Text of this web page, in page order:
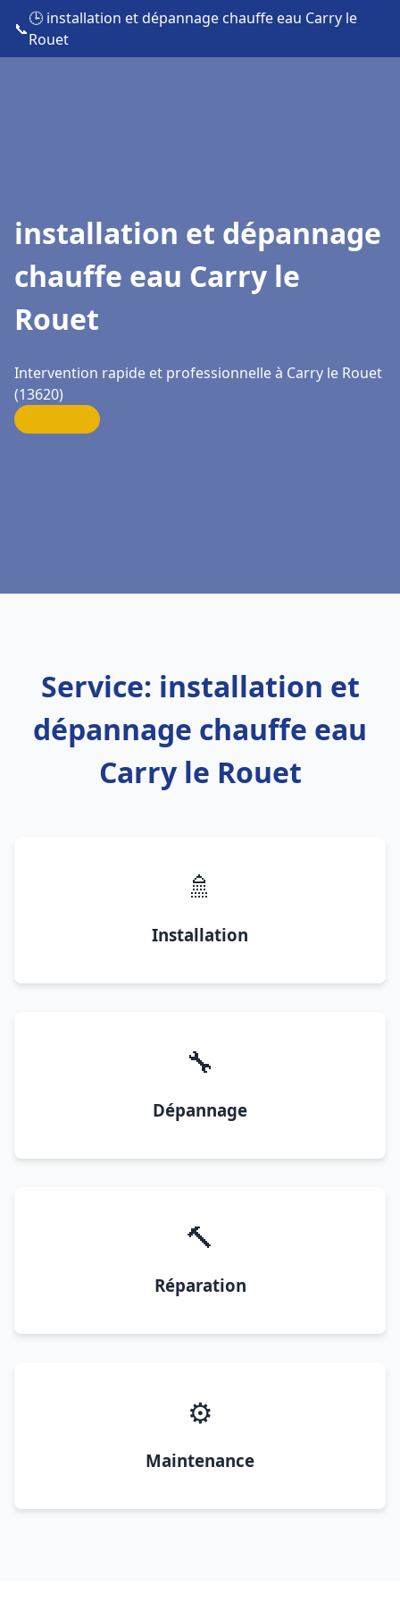
📞
🕒 installation et dépannage chauffe eau Carry le
Rouet
installation et dépannage
chauffe eau Carry le
Rouet
Intervention rapide et professionnelle à Carry le Rouet
(13620)
Service: installation et
dépannage chauffe eau
Carry le Rouet
🚿
Installation
🔧
Dépannage
🔨
Réparation
⚙️
Maintenance